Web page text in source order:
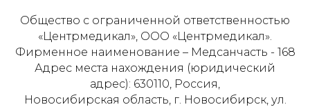
Общество с ограниченной ответственностью
«Центрмедикал», ООО «Центрмедикал».
Фирменное наименование – Медсанчасть - 168
Адрес места нахождения (юридический
адрес): 630110, Россия,
Новосибирская область, г. Новосибирск, ул.